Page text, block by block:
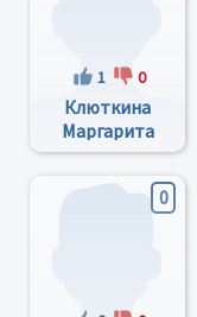
1 0
Клюткина
Маргарита
Геннадьевна
0